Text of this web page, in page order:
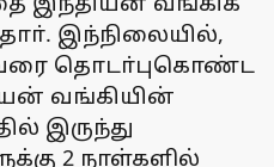
இந்நிலையில்,
தொடா்புகொண்ட
வங்கியின்
இருந்து
2 நாள்களில்